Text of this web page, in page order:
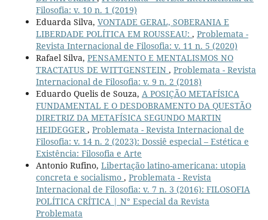
Filosofia: v. 10 n. 1 (2019)
Eduarda Silva, VONTADE GERAL, SOBERANIA E
LIBERDADE POLÍTICA EM ROUSSEAU: , Problemata -
Revista Internacional de Filosofia: v. 11 n. 5 (2020)
Rafael Silva, PENSAMENTO E MENTALISMOS NO
TRACTATUS DE WITTGENSTEIN , Problemata - Revista
Internacional de Filosofia: v. 9 n. 2 (2018)
Eduardo Quelis de Souza, A POSIÇÃO METAFÍSICA
FUNDAMENTAL E O DESDOBRAMENTO DA QUESTÃO
DIRETRIZ DA METAFÍSICA SEGUNDO MARTIN
HEIDEGGER, Problemata - Revista Internacional de
Filosofia: v. 14 n. 2 (2023): Dossiê especial – Estética e
Existência: Filosofia e Arte
Antonio Rufino, Libertação latino-americana: utopia
concreta e socialismo , Problemata - Revista
Internacional de Filosofia: v. 7 n. 3 (2016): FILOSOFIA
POLÍTICA CRÍTICA | N° Especial da Revista
Problemata